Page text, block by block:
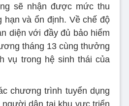
sẽ nhận được mức thu
hạn và ổn định. Về chế độ
diện với đầy đủ bảo hiểm
tháng 13 cùng thưởng
vụ trong hệ sinh thái của
chương trình tuyển dụng
dân tại khu vực triển